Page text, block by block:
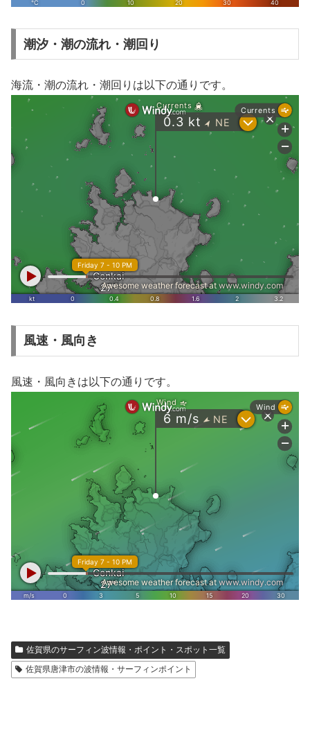
潮汐・潮の流れ・潮回り
海流・潮の流れ・潮回りは以下の通りです。
風速・風向き
風速・風向きは以下の通りです。
佐賀県のサーフィン波情報・ポイント・スポット一覧
佐賀県唐津市の波情報・サーフィンポイント